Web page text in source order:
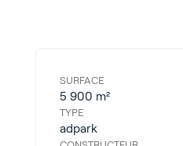
SURFACE
5 900 m²​
TYPE
adpark